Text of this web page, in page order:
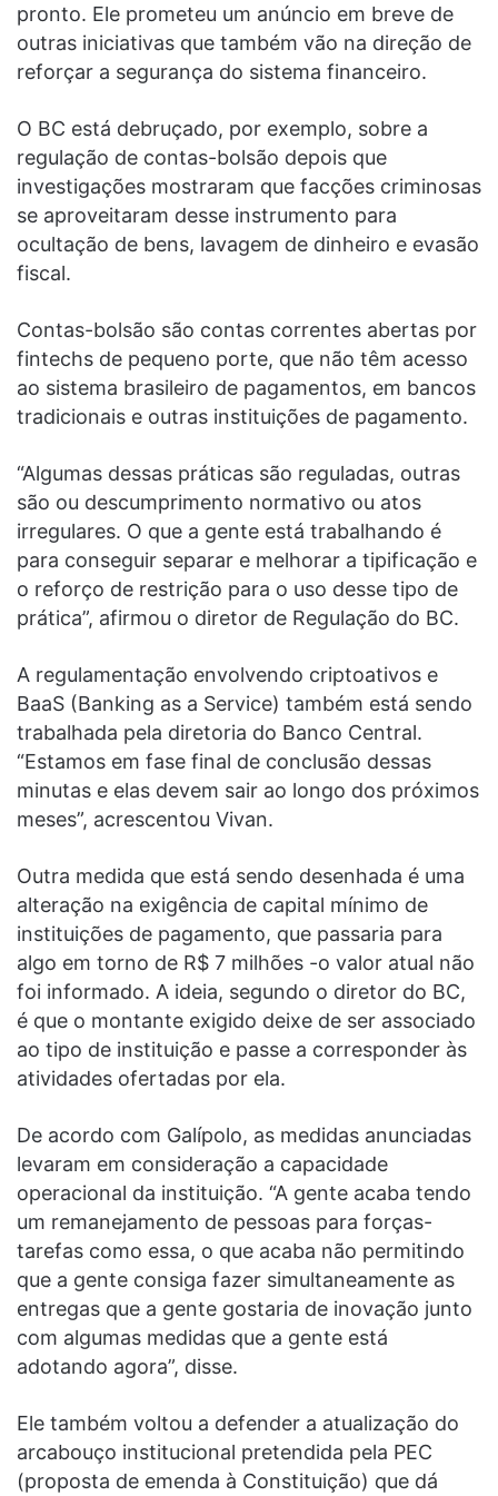
pronto. Ele prometeu um anúncio em breve de
outras iniciativas que também vão na direção de
reforçar a segurança do sistema financeiro.
O BC está debruçado, por exemplo, sobre a
regulação de contas-bolsão depois que
investigações mostraram que facções criminosas
se aproveitaram desse instrumento para
ocultação de bens, lavagem de dinheiro e evasão
fiscal.
Contas-bolsão são contas correntes abertas por
fintechs de pequeno porte, que não têm acesso
ao sistema brasileiro de pagamentos, em bancos
tradicionais e outras instituições de pagamento.
“Algumas dessas práticas são reguladas, outras
são ou descumprimento normativo ou atos
irregulares. O que a gente está trabalhando é
para conseguir separar e melhorar a tipificação e
o reforço de restrição para o uso desse tipo de
prática”, afirmou o diretor de Regulação do BC.
A regulamentação envolvendo criptoativos e
BaaS (Banking as a Service) também está sendo
trabalhada pela diretoria do Banco Central.
“Estamos em fase final de conclusão dessas
minutas e elas devem sair ao longo dos próximos
meses”, acrescentou Vivan.
Outra medida que está sendo desenhada é uma
alteração na exigência de capital mínimo de
instituições de pagamento, que passaria para
algo em torno de R$ 7 milhões -o valor atual não
foi informado. A ideia, segundo o diretor do BC,
é que o montante exigido deixe de ser associado
ao tipo de instituição e passe a corresponder às
atividades ofertadas por ela.
De acordo com Galípolo, as medidas anunciadas
levaram em consideração a capacidade
operacional da instituição. “A gente acaba tendo
um remanejamento de pessoas para forças-
tarefas como essa, o que acaba não permitindo
que a gente consiga fazer simultaneamente as
entregas que a gente gostaria de inovação junto
com algumas medidas que a gente está
adotando agora”, disse.
Ele também voltou a defender a atualização do
arcabouço institucional pretendida pela PEC
(proposta de emenda à Constituição) que dá